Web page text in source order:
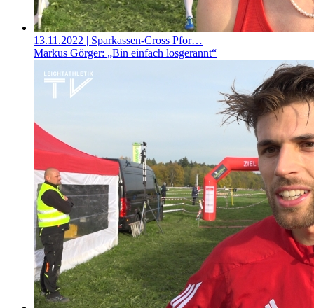
13.11.2022 | Sparkassen-Cross Pfor…
Markus Görger: „Bin einfach losgerannt“